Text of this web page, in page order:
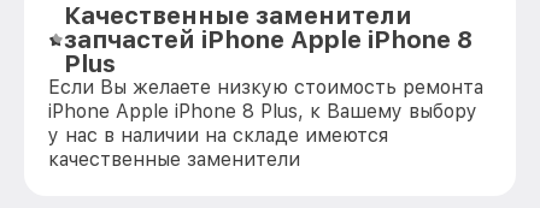
Качественные заменители
запчастей iPhone Apple iPhone 8
Plus
Если Вы желаете низкую стоимость ремонта
iPhone Apple iPhone 8 Plus, к Вашему выбору
у нас в наличии на складе имеются
качественные заменители